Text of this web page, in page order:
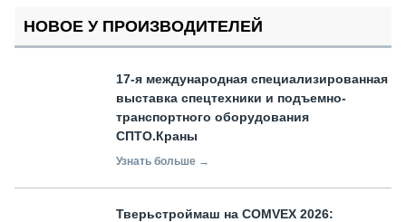
НОВОЕ У ПРОИЗВОДИТЕЛЕЙ
17-я международная специализированная
выставка спецтехники и подъемно-
транспортного оборудования
СПТО.Краны
Узнать больше →
Тверьстроймаш на COMVEX 2026: